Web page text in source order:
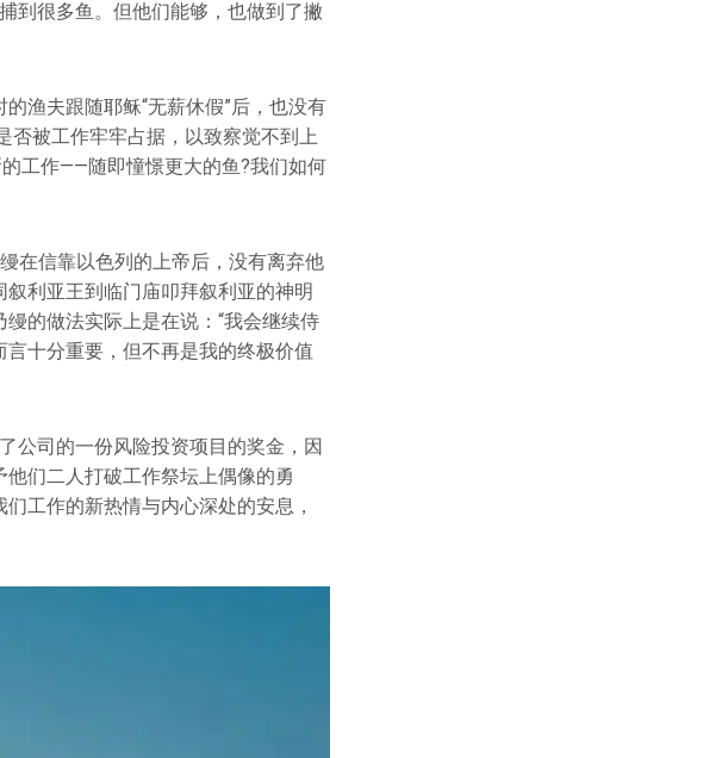
到很多鱼。但他们能够，也做到了撇
渔夫跟随耶稣“无薪休假”后，也没有
否被工作牢牢占据，以致察觉不到上
工作——随即憧憬更大的鱼?我们如何
在信靠以色列的上帝后，没有离弃他
利亚王到临门庙叩拜叙利亚的神明
的做法实际上是在说：“我会继续侍
十分重要，但不再是我的终极价值
公司的一份风险投资项目的奖金，因
们二人打破工作祭坛上偶像的勇
工作的新热情与内心深处的安息，